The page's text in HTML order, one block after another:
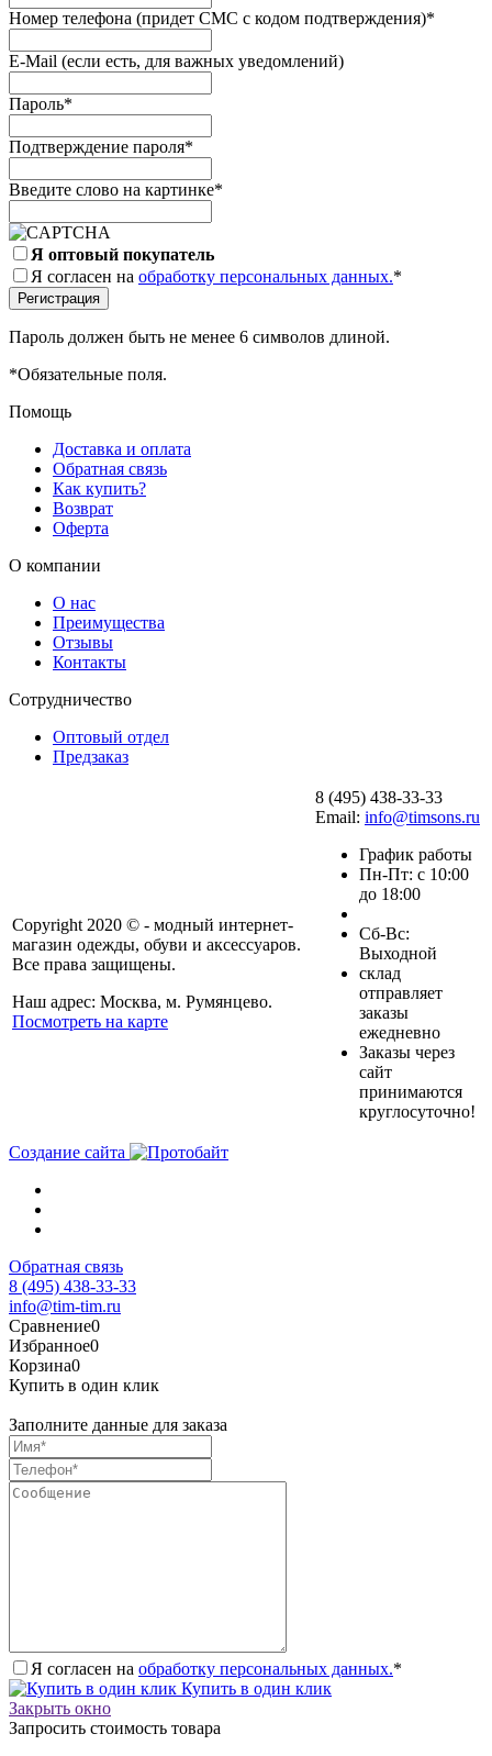
Номер телефона (придет СМС с кодом подтверждения)*
E-Mail (если есть, для важных уведомлений)
Пароль*
Подтверждение пароля*
Введите слово на картинке*
Я оптовый покупатель
Я согласен на обработку персональных данных.*
Пароль должен быть не менее 6 символов длиной.
*Обязательные поля.
Помощь
Доставка и оплата
Обратная связь
Как купить?
Возврат
Оферта
О компании
О нас
Преимущества
Отзывы
Контакты
Сотрудничество
Оптовый отдел
Предзаказ
Copyright 2020 © - модный интернет-
магазин одежды, обуви и аксессуаров.
Все права защищены.
Наш адрес: Москва, м. Румянцево.
Посмотреть на карте
8 (495) 438-33-33
Email: info@timsons.ru
График работы
Пн-Пт: с 10:00
до 18:00
Cб-Вс:
Выходной
склад
отправляет
заказы
ежедневно
Заказы через
сайт
принимаются
круглосуточно!
Создание сайта
Обратная связь
8 (495) 438-33-33
info@tim-tim.ru
Сравнение0
Избранное0
Корзина0
Купить в один клик
Заполните данные для заказа
Я согласен на обработку персональных данных.*
Купить в один клик
Закрыть окно
Запросить стоимость товара